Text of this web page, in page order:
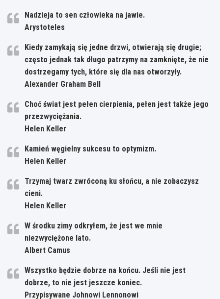
Nadzieja to sen człowieka na jawie.
Arystoteles
Kiedy zamykają się jedne drzwi, otwierają się drugie;
często jednak tak długo patrzymy na zamknięte, że nie
dostrzegamy tych, które się dla nas otworzyły.
Alexander Graham Bell
Choć świat jest pełen cierpienia, pełen jest także jego
przezwyciężania.
Helen Keller
Kamień węgielny sukcesu to optymizm.
Helen Keller
Trzymaj twarz zwróconą ku słońcu, a nie zobaczysz
cieni.
Helen Keller
W środku zimy odkryłem, że jest we mnie
niezwyciężone lato.
Albert Camus
Wszystko będzie dobrze na końcu. Jeśli nie jest
dobrze, to nie jest jeszcze koniec.
Przypisywane Johnowi Lennonowi